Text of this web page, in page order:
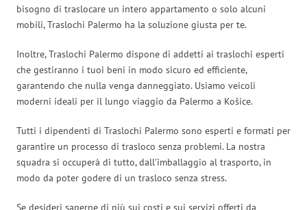
bisogno di traslocare un intero appartamento o solo alcuni
mobili, Traslochi Palermo ha la soluzione giusta per te.
Inoltre, Traslochi Palermo dispone di addetti ai traslochi esperti
che gestiranno i tuoi beni in modo sicuro ed efficiente,
garantendo che nulla venga danneggiato. Usiamo veicoli
moderni ideali per il lungo viaggio da Palermo a Košice.
Tutti i dipendenti di Traslochi Palermo sono esperti e formati per
garantire un processo di trasloco senza problemi. La nostra
squadra si occuperà di tutto, dall’imballaggio al trasporto, in
modo da poter godere di un trasloco senza stress.
Se desideri saperne di più sui costi e sui servizi offerti da